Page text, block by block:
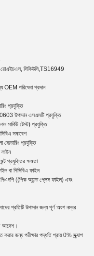
সিকিউসি ,TS16949
OEM পরিষেবা প্রদান
প্রযুক্তি
উপাদান এসএমটি প্রযুক্তি
সার্কিট টেস্ট) প্রযুক্তি
সমাবেশ
প্রযুক্তি
লাইন
প্রযুক্তির ক্ষমতা
বা পিসিবিএ ফাইল
((পিক অ্যান্ড প্লেস ফাইল) এবং
প্রতিটি উপাদান জন্য পূর্ণ অংশ নম্বর
আদেশ।
করার জন্য পরীক্ষার পদ্ধতি প্রায় 0% স্ক্র্যাপ